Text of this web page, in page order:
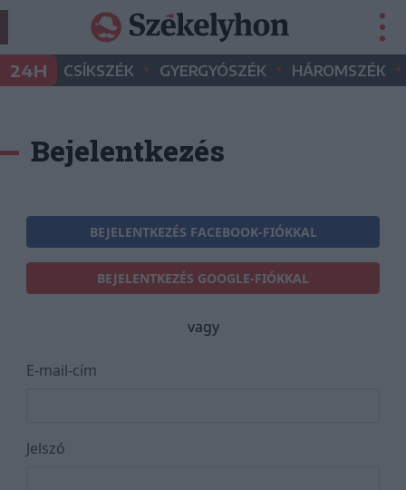
24H CSÍKSZÉK • GYERGYÓSZÉK • HÁROMSZÉK •
Bejelentkezés
BEJELENTKEZÉS FACEBOOK-FIÓKKAL
BEJELENTKEZÉS GOOGLE-FIÓKKAL
vagy
E-mail-cím
Jelszó